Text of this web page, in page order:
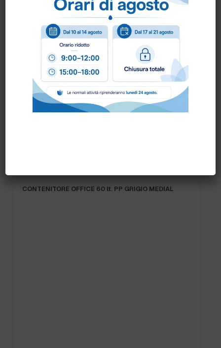
Puoi ordinare chiamando al0172 478161oppure
scrivendo una mail ainfo@bogliano.it.
Per ogni informazione siamo a disposizione.
CONTENITORE OFFICE 60 lt. PP GRIGIO MEDIAL